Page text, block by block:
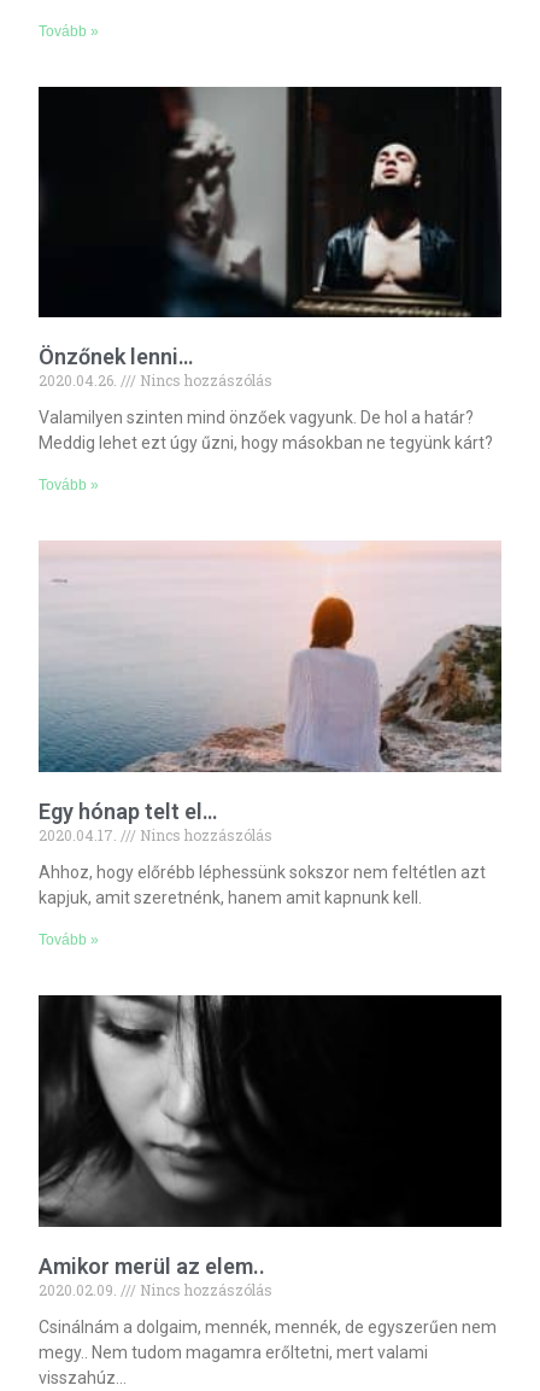
Tovább »
Önzőnek lenni…
2020.04.26.
Nincs hozzászólás
Valamilyen szinten mind önzőek vagyunk. De hol a határ?
Meddig lehet ezt úgy űzni, hogy másokban ne tegyünk kárt?
Tovább »
Egy hónap telt el…
2020.04.17.
Nincs hozzászólás
Ahhoz, hogy előrébb léphessünk sokszor nem feltétlen azt
kapjuk, amit szeretnénk, hanem amit kapnunk kell.
Tovább »
Amikor merül az elem..
2020.02.09.
Nincs hozzászólás
Csinálnám a dolgaim, mennék, mennék, de egyszerűen nem
megy.. Nem tudom magamra erőltetni, mert valami
visszahúz…